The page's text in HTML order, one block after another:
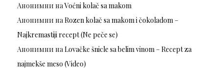
Анонимни наVoćni kolač sa makom
Анонимни наRozen kolač sa makom i čokoladom –
Najkremastiji recept (Ne peče se)
Анонимни наLovačke šnicle sa belim vinom – Recept za
najmekše meso (Video)